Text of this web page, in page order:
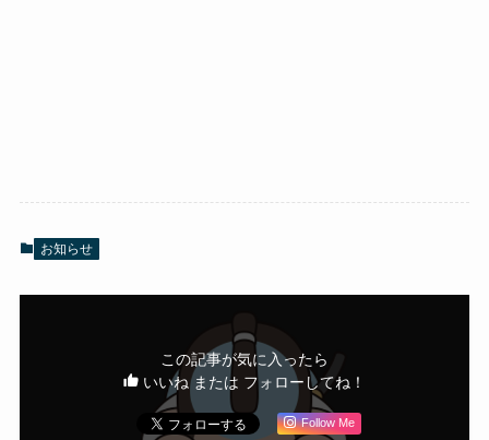
お知らせ
この記事が気に入ったら
いいね または フォローしてね！
Follow Me